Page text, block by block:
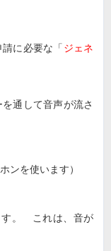
請に必要な「ジェネ
通して音声が流さ
ンを使います）
す。 これは、音が